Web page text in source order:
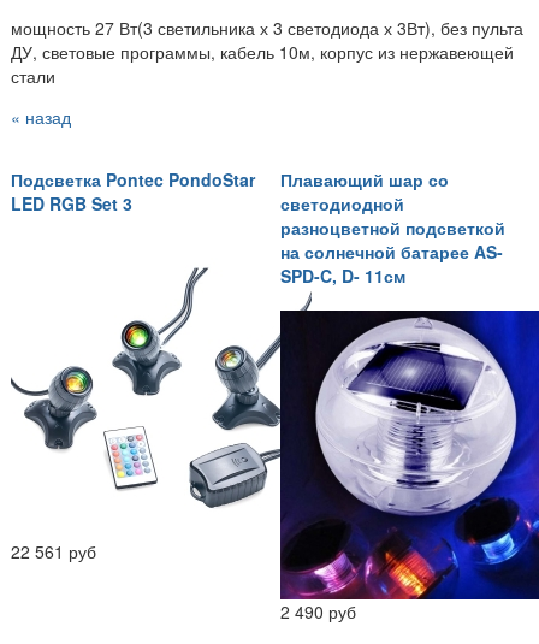
мощность 27 Вт(3 светильника х 3 светодиода х 3Вт), без пульта
ДУ, световые программы, кабель 10м, корпус из нержавеющей
стали
« назад
Подсветка Pontec PondoStar
LED RGB Set 3
22 561 руб
Плавающий шар со
светодиодной
разноцветной подсветкой
на солнечной батарее AS-
SPD-C, D- 11см
2 490 руб